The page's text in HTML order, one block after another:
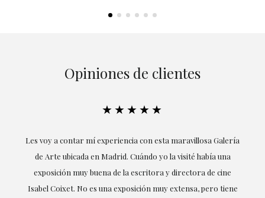
Opiniones de clientes
★★★★★
Excepcional. María me ha acompañado en todo momento en
la obtención de la obra y desde el inicio ha sabido entender
mis gustos y necesidades, la cercanía, la empatía y la
profesionalidad han estado presentes en cada momento,